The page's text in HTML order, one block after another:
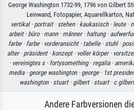
George Washington 1732-99, 1796 von Gilbert
Leinwand, Fotopapier, Aquarellkarton,
vertikal · portrait · stehen · kaukasisch · leute ·
arbeit · büro · mann · männer · haltung ·
farbe · farbe · vorderansicht · tabelle · stuhl ·
alter · präsident · konzept · voller körper ·
· vereinigtes s · fortysomething · regalia ·
media · george washington · george · 1st
washington · stuart · gilbert · stuart · c gilbert
Andere Farbversionen